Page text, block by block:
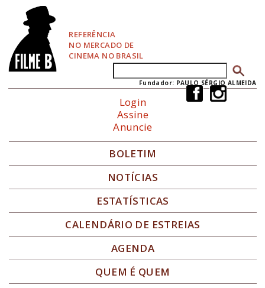
REFERÊNCIA
NO MERCADO DE
CINEMA NO BRASIL
Formulário de busca
Fundador: PAULO SÉRGIO ALMEIDA
Login
Assine
Anuncie
BOLETIM
NOTÍCIAS
ESTATÍSTICAS
CALENDÁRIO DE ESTREIAS
AGENDA
QUEM É QUEM